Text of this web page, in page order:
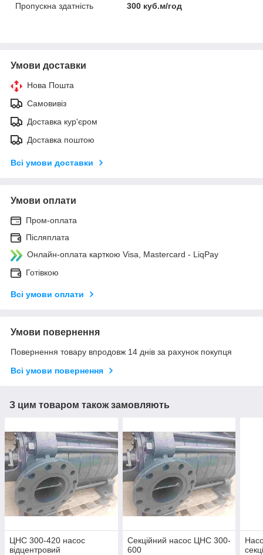
Пропускна здатність
300 куб.м/год
Умови доставки
Нова Пошта
Самовивіз
Доставка кур'єром
Доставка поштою
Всі умови доставки
Умови оплати
Пром-оплата
Післяплата
Онлайн-оплата карткою Visa, Mastercard - LiqPay
Готівкою
Всі умови оплати
Умови повернення
Повернення товару впродовж 14 днів за рахунок покупця
Всі умови повернення
З цим товаром також замовляють
ЦНС 300-420 насос
відцентровий
Секційний насос ЦНС 300-
600